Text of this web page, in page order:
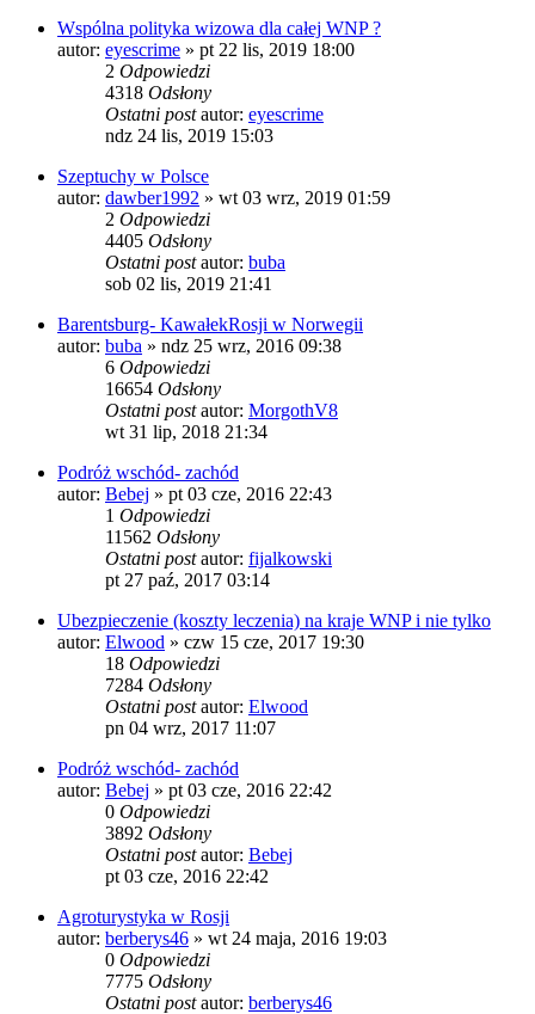
Wspólna polityka wizowa dla całej WNP ?
autor: eyescrime » pt 22 lis, 2019 18:00
2 Odpowiedzi
4318 Odsłony
Ostatni postautor: eyescrime
ndz 24 lis, 2019 15:03
Szeptuchy w Polsce
autor: dawber1992 » wt 03 wrz, 2019 01:59
2 Odpowiedzi
4405 Odsłony
Ostatni postautor: buba
sob 02 lis, 2019 21:41
Barentsburg- KawałekRosji w Norwegii
autor: buba » ndz 25 wrz, 2016 09:38
6 Odpowiedzi
16654 Odsłony
Ostatni postautor: MorgothV8
wt 31 lip, 2018 21:34
Podróż wschód- zachód
autor: Bebej » pt 03 cze, 2016 22:43
1 Odpowiedzi
11562 Odsłony
Ostatni postautor: fijalkowski
pt 27 paź, 2017 03:14
Ubezpieczenie (koszty leczenia) na kraje WNP i nie tylko
autor: Elwood » czw 15 cze, 2017 19:30
18 Odpowiedzi
7284 Odsłony
Ostatni postautor: Elwood
pn 04 wrz, 2017 11:07
Podróż wschód- zachód
autor: Bebej » pt 03 cze, 2016 22:42
0 Odpowiedzi
3892 Odsłony
Ostatni postautor: Bebej
pt 03 cze, 2016 22:42
Agroturystyka w Rosji
autor: berberys46 » wt 24 maja, 2016 19:03
0 Odpowiedzi
7775 Odsłony
Ostatni postautor: berberys46